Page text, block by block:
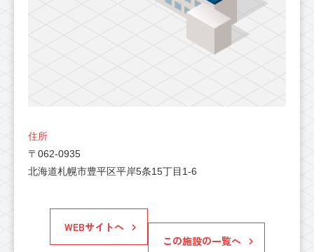
住所
〒062-0935
北海道札幌市豊平区平岸5条15丁目1-6
WEBサイトへ
この施設の一覧へ